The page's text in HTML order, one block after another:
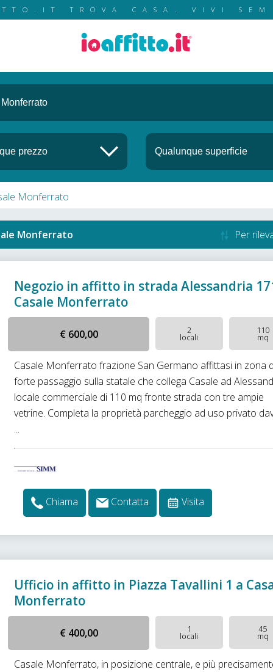
TROVA CASA. VIVI
Monferrato
Monferrato Per
Negozio in affitto in strada Alessandria
Casale Monferrato
€ 600,00 2
locali
110
mq
Casale Monferrato frazione San Germano affittasi in zona
forte passaggio sulla statale che collega Casale ad
locale commerciale di 110 mq fronte strada con tre ampie
vetrine. Completa la proprietà parcheggio ad uso privato
...
Chiama Contatta Visita
Ufficio in affitto in Piazza Tavallini 1 a
Monferrato
€ 400,00 1
locali
45
mq
Casale Monferrato, in posizione centrale, e più